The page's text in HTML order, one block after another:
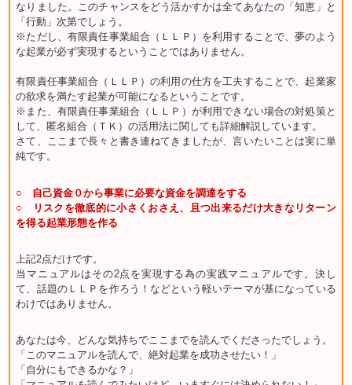
なりました。このチャンスをどう活かすかは全てあなたの「知恵」と
「行動」次第でしょう。
※ただし、有限責任事業組合（ＬＬＰ）を利用することで、夢のよう
な起業が必ず実現するということではありません。
有限責任事業組合（ＬＬＰ）の利用の仕方を工夫することで、起業家
の欲求を満たす起業が可能になるということです。
※また、有限責任事業組合（ＬＬＰ）が利用できない場合の対処策と
して、匿名組合（ＴＫ）の活用法に関しても詳細解説しています。
さて、ここまで長々と書き連ねてきましたが、言いたいことは実に単
純です。
○ 自己資金０から事業に必要な資金を調達をする
○ リスクを徹底的に小さくおさえ、且つ出来るだけ大きなリターン
を得る起業形態を作る
上記2点だけです。
当マニュアルはその2点を実現する為の実践マニュアルです。決し
て、話題のＬＬＰを作ろう！などという軽いテーマが基になっている
わけではありません。
あなたは今、どんな気持ちでここまでを読んでくださったでしょう。
「このマニュアルを読んで、絶対起業を成功させたい！」
「自分にもできるかな？」